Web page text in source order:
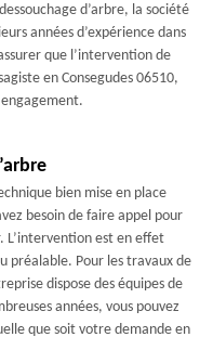
d’arbre, la société
années d’expérience dans
que l’intervention de
en Consegudes 06510,
bien mise en place
besoin de faire appel pour
L’intervention est en effet
préalable. Pour les travaux de
dispose des équipes de
années, vous pouvez
que soit votre demande en